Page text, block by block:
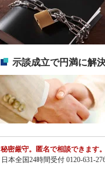
示談成立で円満に解
秘密厳守。匿名で相談できます。
日本全国24時間受付 0120-631-